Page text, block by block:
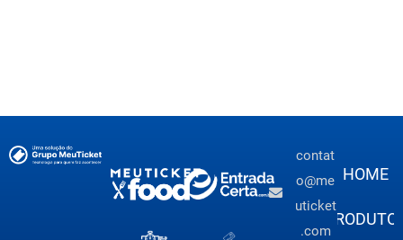
contat
o@me
uticket
.com
HOME